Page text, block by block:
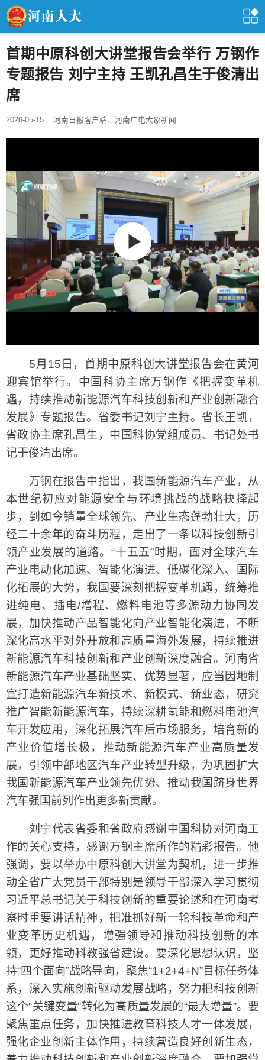
首期中原科创大讲堂报告会举行 万钢作
专题报告 刘宁主持 王凯孔昌生于俊清出
席
2026-05-15 河南日报客户端、河南广电大象新闻
5月15日，首期中原科创大讲堂报告会在黄河
迎宾馆举行。中国科协主席万钢作《把握变革机
遇，持续推动新能源汽车科技创新和产业创新融合
发展》专题报告。省委书记刘宁主持。省长王凯，
省政协主席孔昌生，中国科协党组成员、书记处书
记于俊清出席。
万钢在报告中指出，我国新能源汽车产业，从
本世纪初应对能源安全与环境挑战的战略抉择起
步，到如今销量全球领先、产业生态蓬勃壮大，历
经二十余年的奋斗历程，走出了一条以科技创新引
领产业发展的道路。“十五五”时期，面对全球汽车
产业电动化加速、智能化演进、低碳化深入、国际
化拓展的大势，我国要深刻把握变革机遇，统筹推
进纯电、插电/增程、燃料电池等多源动力协同发
展，加快推动产品智能化向产业智能化演进，不断
深化高水平对外开放和高质量海外发展，持续推进
新能源汽车科技创新和产业创新深度融合。河南省
新能源汽车产业基础坚实、优势显著，应当因地制
宜打造新能源汽车新技术、新模式、新业态，研究
推广智能新能源汽车，持续深耕氢能和燃料电池汽
车开发应用，深化拓展汽车后市场服务，培育新的
产业价值增长极，推动新能源汽车产业高质量发
展，引领中部地区汽车产业转型升级，为巩固扩大
我国新能源汽车产业领先优势、推动我国跻身世界
汽车强国前列作出更多新贡献。
刘宁代表省委和省政府感谢中国科协对河南工
作的关心支持，感谢万钢主席所作的精彩报告。他
强调，要以举办中原科创大讲堂为契机，进一步推
动全省广大党员干部特别是领导干部深入学习贯彻
习近平总书记关于科技创新的重要论述和在河南考
察时重要讲话精神，把准抓好新一轮科技革命和产
业变革历史机遇，增强领导和推动科技创新的本
领，更好推动科教强省建设。要深化思想认识，坚
持“四个面向”战略导向，聚焦“1+2+4+N”目标任务体
系，深入实施创新驱动发展战略，努力把科技创新
这个“关键变量”转化为高质量发展的“最大增量”。要
聚焦重点任务，加快推进教育科技人才一体发展，
强化企业创新主体作用，持续营造良好创新生态，